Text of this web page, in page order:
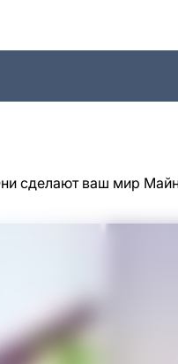
сделают ваш мир